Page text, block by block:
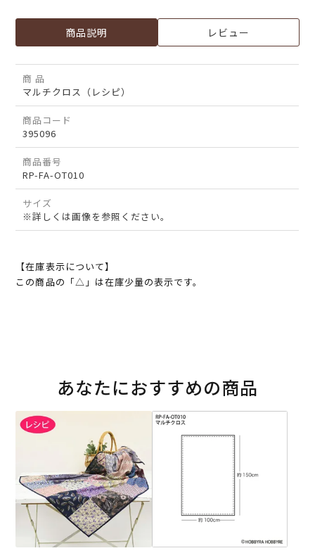
商品説明 レビュー
商 品
マルチクロス（レシピ）
商品コード
395096
商品番号
RP-FA-OT010
サイズ
※詳しくは画像を参照ください。
【在庫表示について】
この商品の「△」は在庫少量の表示です。
あなたにおすすめの商品